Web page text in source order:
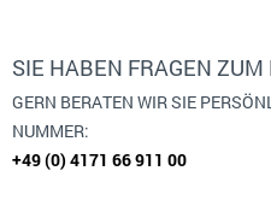
SIE HABEN FRAGEN ZUM
GERN BERATEN WIR SIE
NUMMER:
+49 (0) 4171 66 911 00